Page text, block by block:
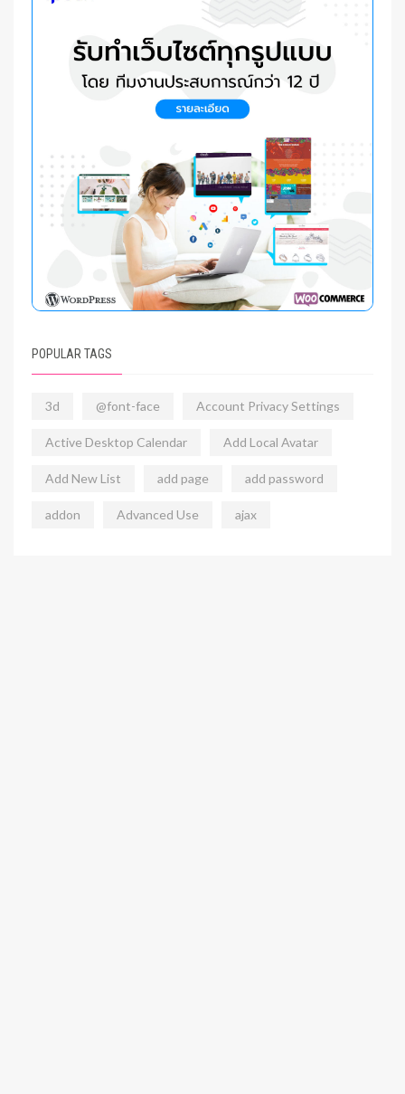
POPULAR TAGS
3d @font-face Account Privacy Settings
Active Desktop Calendar Add Local Avatar
Add New List add page add password
addon Advanced Use ajax